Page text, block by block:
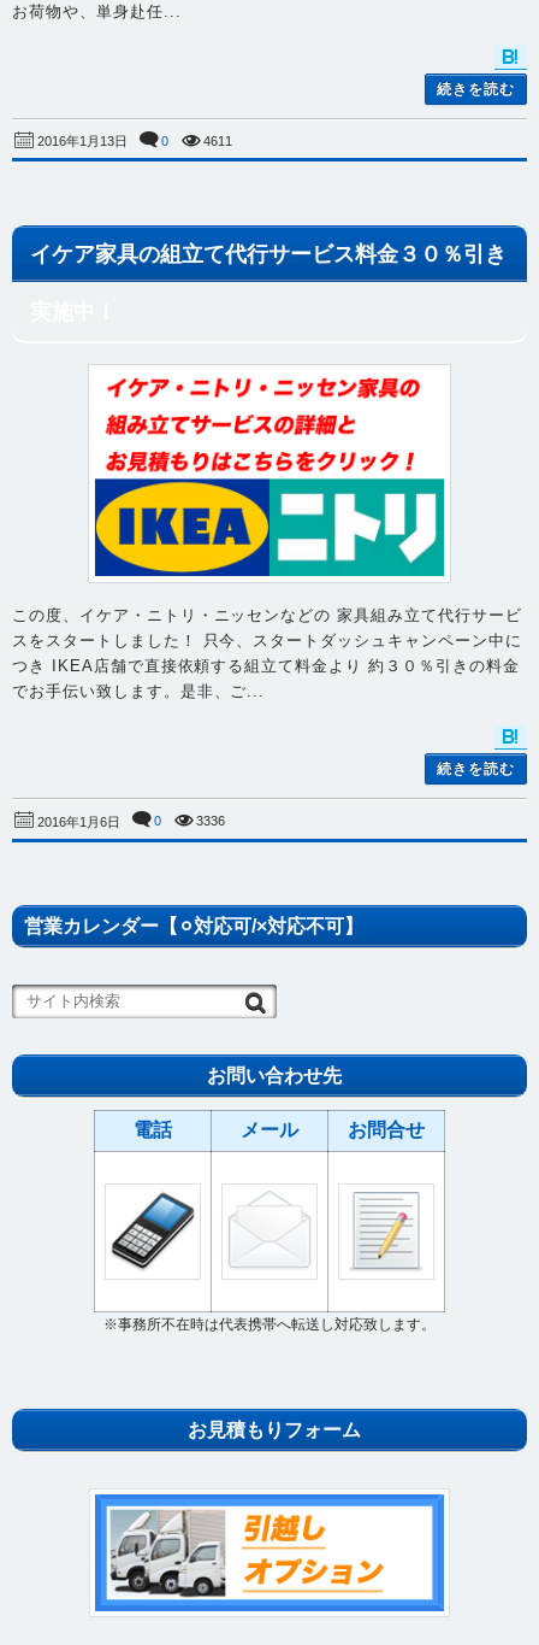
お荷物や、単身赴任...
続きを読む
2016年1月13日 0 4611
イケア家具の組立て代行サービス料金３０％引き
この度、イケア・ニトリ・ニッセンなどの 家具組み立て代行サービ
スをスタートしました！ 只今、スタートダッシュキャンペーン中に
つき IKEA店舗で直接依頼する組立て料金より 約３０％引きの料金
でお手伝い致します。是非、ご...
続きを読む
2016年1月6日 0 3336
営業カレンダー【⚪︎対応可/×対応不可】
お問い合わせ先
電話 メール お問合せ
※事務所不在時は代表携帯へ転送し対応致します。
お見積もりフォーム